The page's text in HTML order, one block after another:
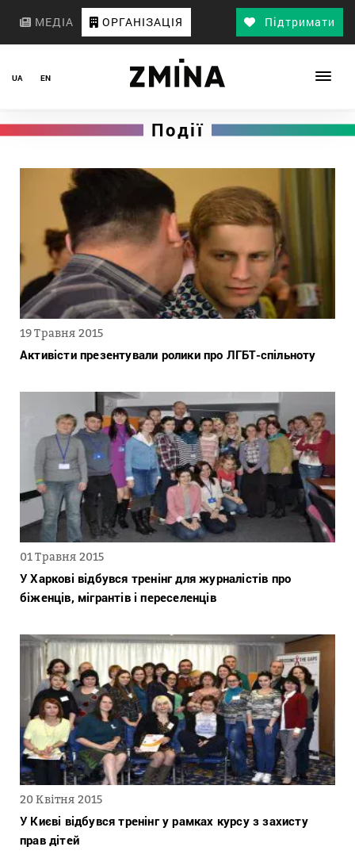
МЕДІА ОРГАНІЗАЦІЯ Підтримати
UA EN
Події
19 Травня 2015
Активісти презентували ролики про ЛГБТ-спільноту
01 Травня 2015
У Харкові відбувся тренінг для журналістів про
біженців, мігрантів і переселенців
20 Квітня 2015
У Києві відбувся тренінг у рамках курсу з захисту
прав дітей